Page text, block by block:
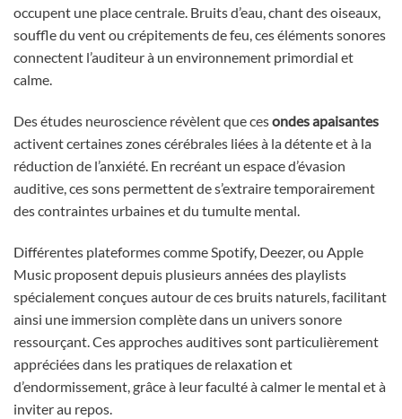
occupent une place centrale. Bruits d’eau, chant des oiseaux,
souffle du vent ou crépitements de feu, ces éléments sonores
connectent l’auditeur à un environnement primordial et
calme.
Des études neuroscience révèlent que cesondes apaisantes
activent certaines zones cérébrales liées à la détente et à la
réduction de l’anxiété. En recréant un espace d’évasion
auditive, ces sons permettent de s’extraire temporairement
des contraintes urbaines et du tumulte mental.
Différentes plateformes comme Spotify, Deezer, ou Apple
Music proposent depuis plusieurs années des playlists
spécialement conçues autour de ces bruits naturels, facilitant
ainsi une immersion complète dans un univers sonore
ressourçant. Ces approches auditives sont particulièrement
appréciées dans les pratiques de relaxation et
d’endormissement, grâce à leur faculté à calmer le mental et à
inviter au repos.